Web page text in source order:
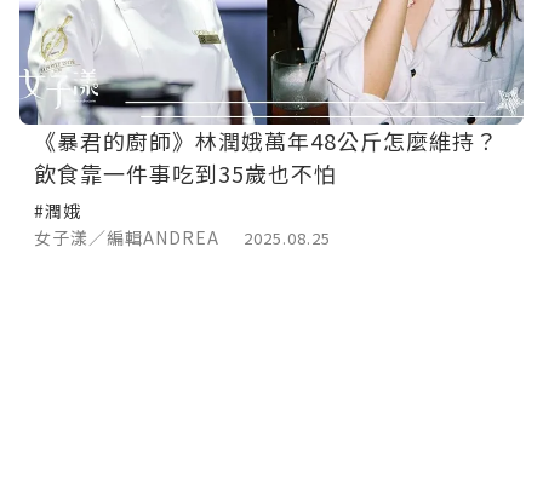
《暴君的廚師》林潤娥萬年48公斤怎麼維持？
飲食靠一件事吃到35歲也不怕
#潤娥
女子漾／編輯ANDREA
2025.08.25